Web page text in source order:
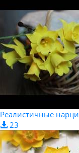
Реалистичные
23